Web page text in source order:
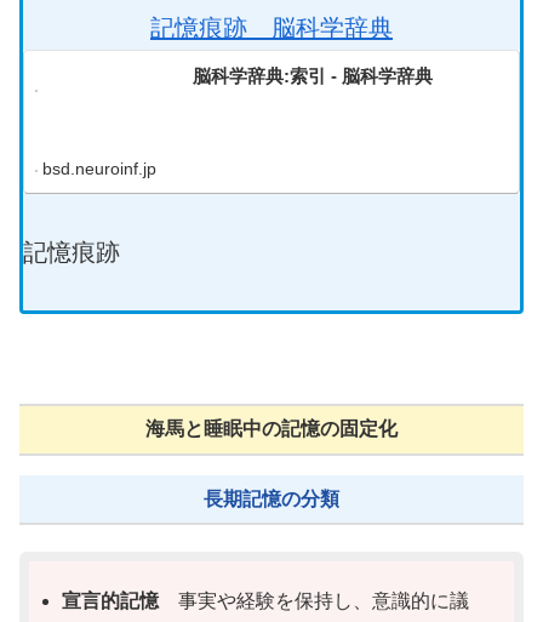
記憶痕跡 脳科学辞典
脳科学辞典:索引 - 脳科学辞典
bsd.neuroinf.jp
記憶痕跡
海馬と睡眠中の記憶の固定化
長期記憶の分類
宣言的記憶 事実や経験を保持し、意識的に議